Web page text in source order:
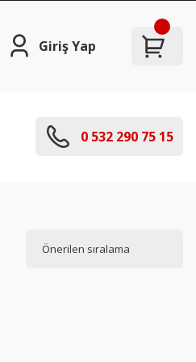
Giriş Yap
0 532 290 75 15